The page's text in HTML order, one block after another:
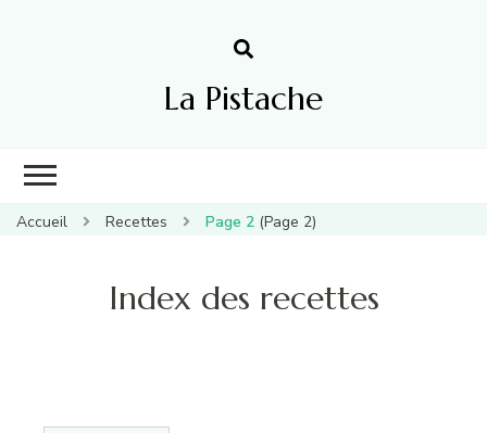
La Pistache
Accueil Recettes Page 2 (Page 2)
Index des recettes